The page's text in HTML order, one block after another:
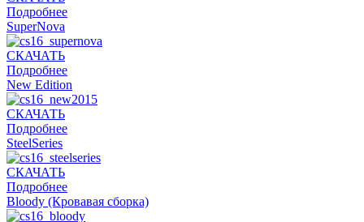
Подробнее
SuperNova
СКАЧАТЬ
Подробнее
New Edition
СКАЧАТЬ
Подробнее
SteelSeries
СКАЧАТЬ
Подробнее
Bloody (Кровавая сборка)